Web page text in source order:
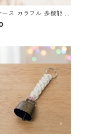
ース カラフル 多機能 筆
スナー6本 s10